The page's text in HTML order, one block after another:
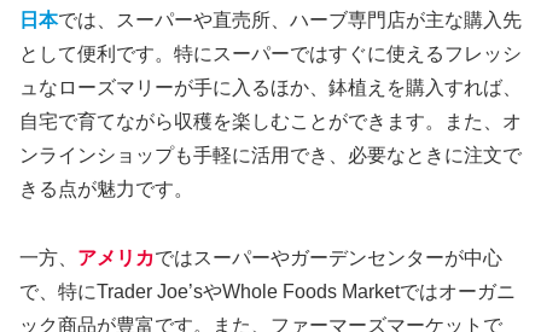
日本では、スーパーや直売所、ハーブ専門店が主な購入先
として便利です。特にスーパーではすぐに使えるフレッシ
ュなローズマリーが手に入るほか、鉢植えを購入すれば、
自宅で育てながら収穫を楽しむことができます。また、オ
ンラインショップも手軽に活用でき、必要なときに注文で
きる点が魅力です。
一方、 アメリカではスーパーやガーデンセンターが中心
で、特にTrader Joe’sやWhole Foods Marketではオーガニ
ック商品が豊富です。また、ファーマーズマーケットで